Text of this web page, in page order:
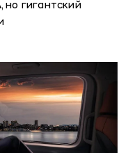
но гигантский